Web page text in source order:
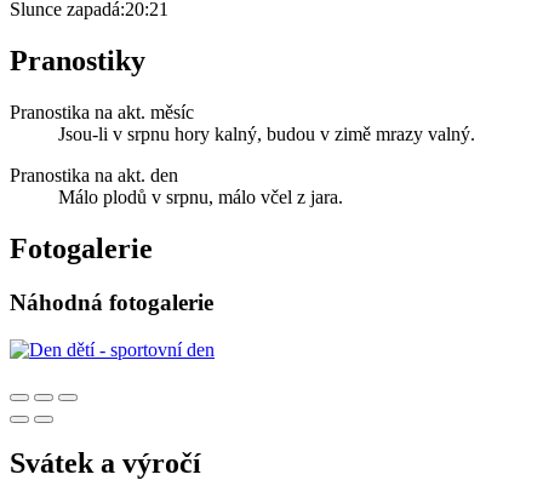
Slunce zapadá:20:21
Pranostiky
Pranostika na akt. měsíc
Jsou-li v srpnu hory kalný, budou v zimě mrazy valný.
Pranostika na akt. den
Málo plodů v srpnu, málo včel z jara.
Fotogalerie
Náhodná fotogalerie
Svátek a výročí